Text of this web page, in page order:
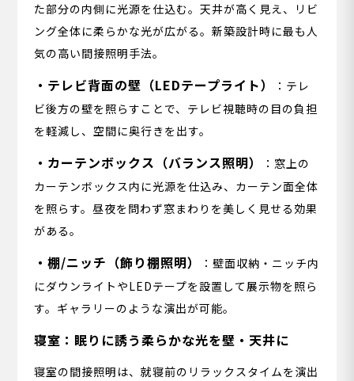
た部分の内側に光源を仕込む。天井が高く見え、リビ
ング全体に柔らかな光が広がる。新築設計時に最も人
気の高い間接照明手法。
・テレビ背面の壁（LEDテープライト）
：テレ
ビ後方の壁を照らすことで、テレビ視聴時の目の負担
を軽減し、空間に奥行きを出す。
・カーテンボックス（バランス照明）
：窓上の
カーテンボックス内に光源を仕込み、カーテン面全体
を照らす。昼夜を問わず窓まわりを美しく見せる効果
がある。
・棚/ニッチ（飾り棚照明）
：壁面収納・ニッチ内
にダウンライトやLEDテープを設置して展示物を照ら
す。ギャラリーのような演出が可能。
寝室：眠りに誘う柔らかな光を壁・天井に
寝室の間接照明は、就寝前のリラックスタイムを演出